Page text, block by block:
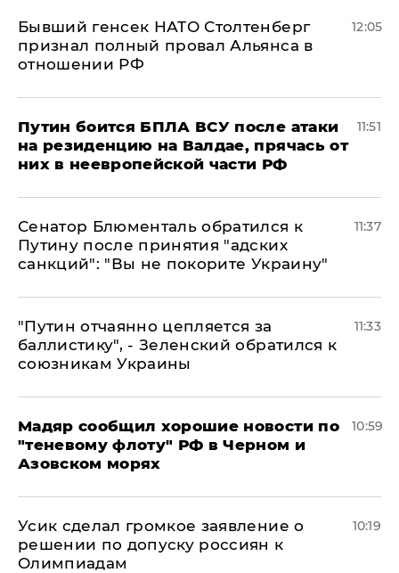
Бывший генсек НАТО Столтенберг
признал полный провал Альянса в
отношении РФ
12:05
Путин боится БПЛА ВСУ после атаки
на резиденцию на Валдае, прячась от
них в неевропейской части РФ
11:51
Сенатор Блюменталь обратился к
Путину после принятия "адских
санкций": "Вы не покорите Украину"
11:37
"Путин отчаянно цепляется за
баллистику", - Зеленский обратился к
союзникам Украины
11:33
Мадяр сообщил хорошие новости по
"теневому флоту" РФ в Черном и
Азовском морях
10:59
Усик сделал громкое заявление о
решении по допуску россиян к
Олимпиадам
10:19